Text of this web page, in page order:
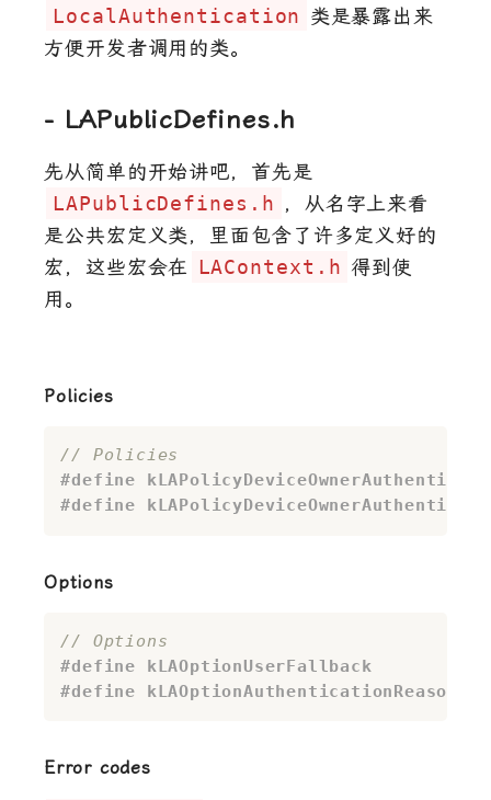
LocalAuthentication 类是暴露出来
方便开发者调用的类。
- LAPublicDefines.h
先从简单的开始讲吧，首先是
LAPublicDefines.h ，从名字上来看
是公共宏定义类，里面包含了许多定义好的
宏，这些宏会在
LAContext.h 得到使
用。
Policies
// Policies
#define
#define
Options
// Options
#define kLAOptionUserFallback
#define
Error codes